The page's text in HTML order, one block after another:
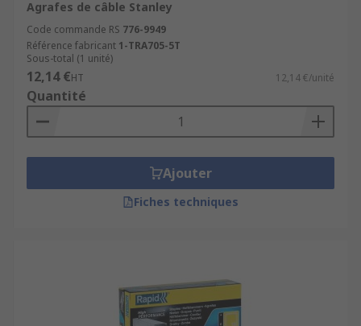
Agrafes de câble Stanley
Code commande RS 776-9949
Référence fabricant 1-TRA705-5T
Sous-total (1 unité)
12,14 €HT 12,14 €/unité
Quantité
Ajouter
Fiches techniques